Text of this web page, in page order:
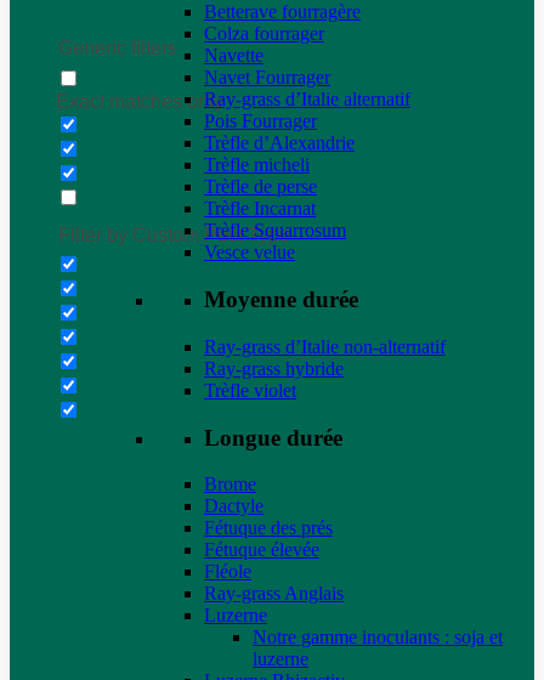
Generic filters
Exact matches only
Filter by Custom Post Type
Betterave fourragère
Colza fourrager
Navette
Navet Fourrager
Ray-grass d’Italie alternatif
Pois Fourrager
Trèfle d’Alexandrie
Trèfle micheli
Trèfle de perse
Trèfle Incarnat
Trèfle Squarrosum
Vesce velue
Moyenne durée
Ray-grass d’Italie non-alternatif
Ray-grass hybride
Trèfle violet
Longue durée
Brome
Dactyle
Fétuque des prés
Fétuque élevée
Fléole
Ray-grass Anglais
Luzerne
Notre gamme inoculants : soja et
luzerne